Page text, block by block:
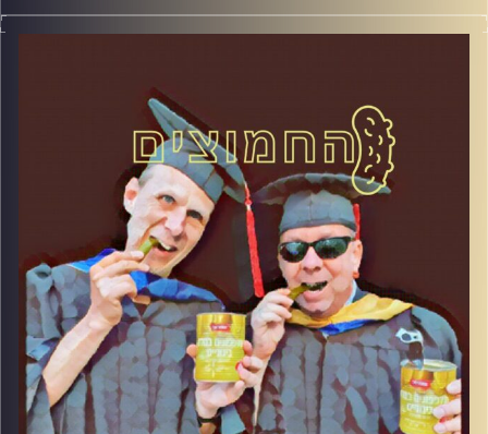
החמוצים – בפעם הרביעית
עם פרופסור בועז בן-דוד ופרופסור גלעד
הירשברגר
והפעם: אנטישמיות מימין ומשמאל
קרדיט תמונות:AudioVersity